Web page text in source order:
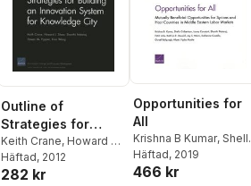
Outline of
Strategies for
Building an
Innovation System
for Knowledge City
Keith Crane, Howard J.
Shatz,Shanthi Nataraj
Steven W. Popper
Häftad, 2012
282 kr
Opportunities for
All
Krishna B Kumar,
Culbertson,Louay
Constant
Häftad, 2019
466 kr